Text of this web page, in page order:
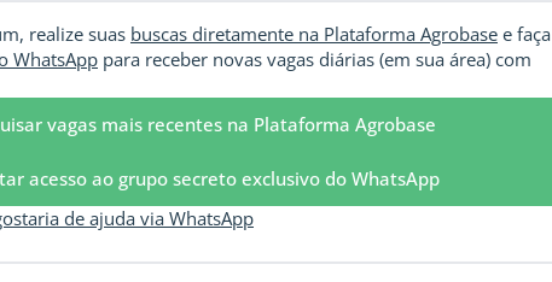
realize suas buscas diretamente na Plataforma Agrobase e faça
WhatsApp para receber novas vagas diárias (em sua área) com
vagas mais recentes na Plataforma Agrobase
acesso ao grupo secreto exclusivo do WhatsApp
de ajuda via WhatsApp